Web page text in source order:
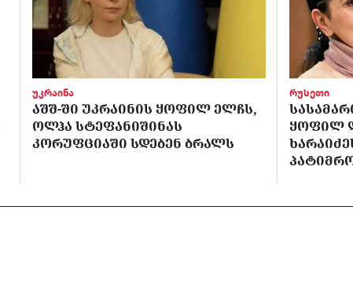
უკრაინა
ᲐᲨᲨ-ᲨᲘ ᲣᲙᲠᲐᲘᲜᲘᲡ ᲧᲝᲤᲘᲚ ᲔᲚᲩᲡ,
ᲝᲚᲰᲐ ᲡᲢᲔᲤᲐᲜᲘᲨᲘᲜᲐᲡ
ᲙᲝᲠᲣᲤᲪᲘᲐᲨᲘ ᲡᲓᲔᲑᲔᲜ ᲑᲠᲐᲚᲡ
რუსეთი
ᲧᲝᲤᲘᲚ